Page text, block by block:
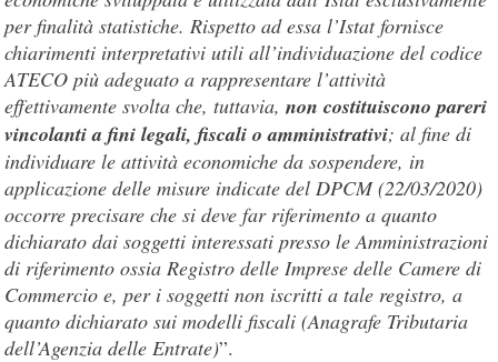
per finalità statistiche. Rispetto ad essa l’Istat fornisce
chiarimenti interpretativi utili all’individuazione del codice
ATECO più adeguato a rappresentare l’attività
effettivamente svolta che, tuttavia,non costituiscono pareri
vincolanti a fini legali, fiscali o amministrativi; al fine di
individuare le attività economiche da sospendere, in
applicazione delle misure indicate del DPCM (22/03/2020)
occorre precisare che si deve far riferimento a quanto
dichiarato dai soggetti interessati presso le Amministrazioni
di riferimento ossia Registro delle Imprese delle Camere di
Commercio e, per i soggetti non iscritti a tale registro, a
quanto dichiarato sui modelli fiscali (Anagrafe Tributaria
dell’Agenzia delle Entrate)”.